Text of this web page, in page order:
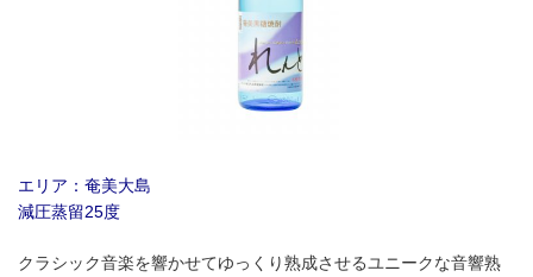
エリア：奄美大島
減圧蒸留25度
クラシック音楽を響かせてゆっくり熟成させるユニークな音響熟